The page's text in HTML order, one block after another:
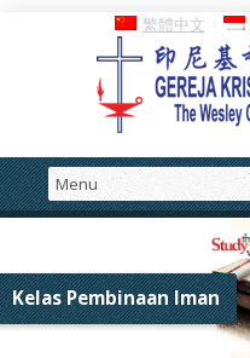
繁體中文
Kelas Pembinaan Iman